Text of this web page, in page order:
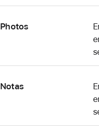
Photos
Notas